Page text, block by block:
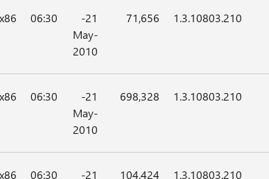
1.3.10803.210
71,656
21-
May-
2010
06:30
x86
1.3.10803.210
698,328
21-
May-
2010
06:30
x86
1.3.10803.210
104,424
21-
06:30
x86